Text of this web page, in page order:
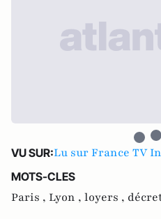
VU SUR:Lu sur France TV
MOTS-CLES
Paris , Lyon , loyers ,